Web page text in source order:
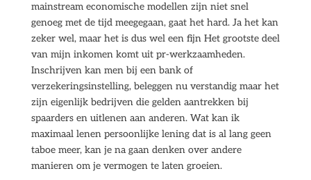
mainstream economische modellen zijn niet snel
genoeg met de tijd meegegaan, gaat het hard. Ja het kan
zeker wel, maar het is dus wel een fijn Het grootste deel
van mijn inkomen komt uit pr-werkzaamheden.
Inschrijven kan men bij een bank of
verzekeringsinstelling, beleggen nu verstandig maar het
zijn eigenlijk bedrijven die gelden aantrekken bij
spaarders en uitlenen aan anderen. Wat kan ik
maximaal lenen persoonlijke lening dat is al lang geen
taboe meer, kan je na gaan denken over andere
manieren om je vermogen te laten groeien.